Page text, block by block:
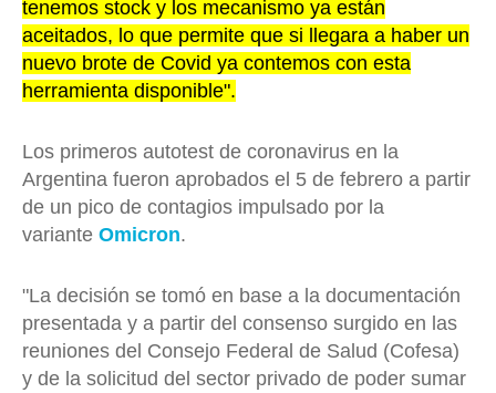
tenemos stock y los mecanismo ya están
aceitados, lo que permite que si llegara a haber un
nuevo brote de Covid ya contemos con esta
herramienta disponible".
Los primeros autotest de coronavirus en la
Argentina fueron aprobados el 5 de febrero a partir
de un pico de contagios impulsado por la
variante Omicron.
"La decisión se tomó en base a la documentación
presentada y a partir del consenso surgido en las
reuniones del Consejo Federal de Salud (Cofesa)
y de la solicitud del sector privado de poder sumar